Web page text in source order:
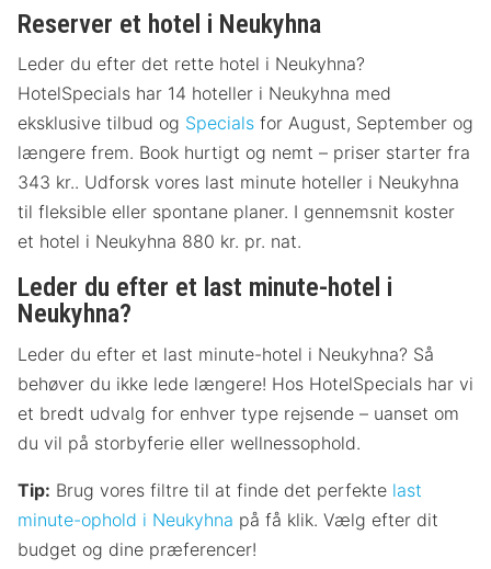
Reserver et hotel i Neukyhna
Leder du efter det rette hotel i Neukyhna?
HotelSpecials har 14 hoteller i Neukyhna med
eksklusive tilbud og Specials for August, September og
længere frem. Book hurtigt og nemt – priser starter fra
343 kr.. Udforsk vores last minute hoteller i Neukyhna
til fleksible eller spontane planer. I gennemsnit koster
et hotel i Neukyhna 880 kr. pr. nat.
Leder du efter et last minute-hotel i
Neukyhna?
Leder du efter et last minute-hotel i Neukyhna? Så
behøver du ikke lede længere! Hos HotelSpecials har vi
et bredt udvalg for enhver type rejsende – uanset om
du vil på storbyferie eller wellnessophold.
Tip: Brug vores filtre til at finde det perfekte last
minute-ophold i Neukyhna på få klik. Vælg efter dit
budget og dine præferencer!